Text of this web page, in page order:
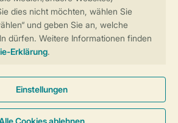
und Einstellungen